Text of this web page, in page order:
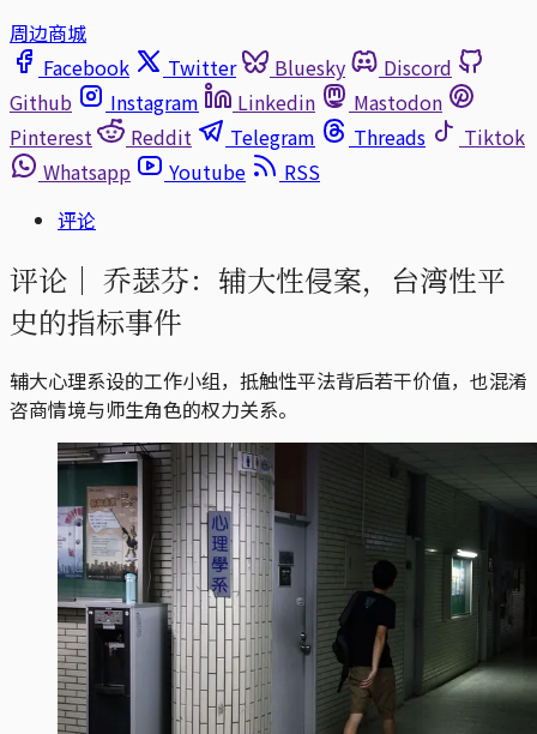
周边商城
Facebook
Twitter Bluesky
Discord
Github
Instagram Linkedin
Mastodon
Pinterest
Reddit Telegram Threads
Tiktok
Whatsapp
Youtube
RSS
评论
评论｜ 乔瑟芬：辅大性侵案，台湾性平
史的指标事件
辅大心理系设的工作小组，抵触性平法背后若干价值，也混淆
咨商情境与师生角色的权力关系。